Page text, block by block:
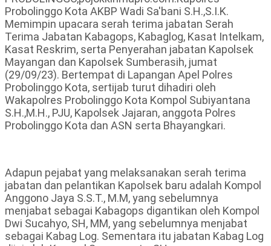
Probolinggo Kota AKBP Wadi Sa'bani S.H.,S.I.K.
Memimpin upacara serah terima jabatan Serah
Terima Jabatan Kabagops, Kabaglog, Kasat Intelkam,
Kasat Reskrim, serta Penyerahan jabatan Kapolsek
Mayangan dan Kapolsek Sumberasih, jumat
(29/09/23). Bertempat di Lapangan Apel Polres
Probolinggo Kota, sertijab turut dihadiri oleh
Wakapolres Probolinggo Kota Kompol Subiyantana
S.H.,M.H., PJU, Kapolsek Jajaran, anggota Polres
Probolinggo Kota dan ASN serta Bhayangkari.
Adapun pejabat yang melaksanakan serah terima
jabatan dan pelantikan Kapolsek baru adalah Kompol
Anggono Jaya S.S.T., M.M, yang sebelumnya
menjabat sebagai Kabagops digantikan oleh Kompol
Dwi Sucahyo, SH, MM, yang sebelumnya menjabat
sebagai Kabag Log. Sementara itu jabatan Kabag Log